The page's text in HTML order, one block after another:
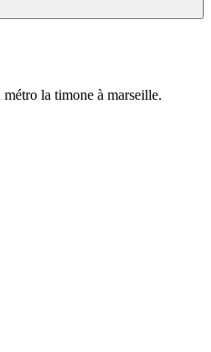
la timone à marseille.